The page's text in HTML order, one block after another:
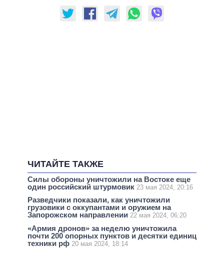
ЧИТАЙТЕ ТАКЖЕ
Силы обороны уничтожили на Востоке еще
один российский штурмовик 23 мая 2024, 20:16
Разведчики показали, как уничтожили
грузовики с оккупантами и оружием на
Запорожском направлении 22 мая 2024, 06:20
«Армия дронов» за неделю уничтожила
почти 200 опорных пунктов и десятки единиц
техники рф 20 мая 2024, 18:14